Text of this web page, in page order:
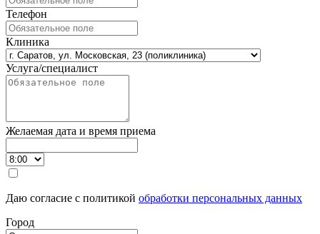
Телефон
Клиника
Услуга/специалист
Желаемая дата и время приема
Даю согласие с политикой обработки персональных данных
Город